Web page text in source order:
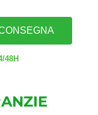
48H